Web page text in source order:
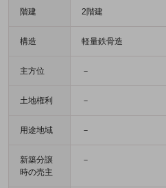
階建 2階建
構造 軽量鉄骨造
主方位 －
土地権利 －
用途地域 －
新築分譲
時の売主
－